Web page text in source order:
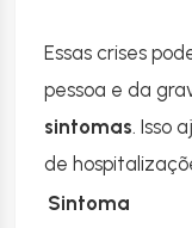
Essas crises
pessoa e da
sintomas . Isso
de
Sintoma